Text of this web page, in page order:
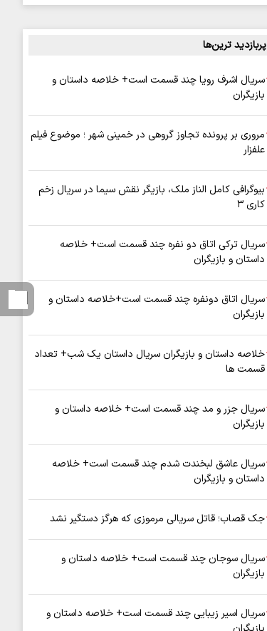
پربازدید ترین‌ها
سریال اشرف رویا چند قسمت است+ خلاصه داستان و
بازیگران
مروری بر پرونده تجاوز گروهی در خمینی شهر ؛ موضوع فیلم
علفزار
بیوگرافی کامل الناز ملک، بازیگر نقش سیما در سریال زخم
کاری ۳
سریال ترکی اتاق دو نفره چند قسمت است+ خلاصه
داستان و بازیگران
سریال اتاق دونفره چند قسمت است+خلاصه داستان و
بازیگران
خلاصه داستان و بازیگران سریال داستان یک شب+ تعداد
قسمت ها
سریال جزر و مد چند قسمت است+ خلاصه داستان و
بازیگران
سریال عاشق لبخندت شدم چند قسمت است+ خلاصه
داستان و بازیگران
جک قصاب؛ قاتل سریالی مرموزی که هرگز دستگیر نشد
سریال سوجان چند قسمت است+ خلاصه داستان و
بازیگران
سریال اسیر زیبایی چند قسمت است+ خلاصه داستان و